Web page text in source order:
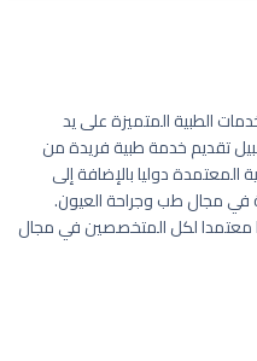
الطبية المتميزة على يد
تقديم خدمة طبية فريدة من
المعتمدة دوليا بالإضافة إلى
في مجال طب وجراحة العيون.
معتمدا لكل المتخصصين في مجال